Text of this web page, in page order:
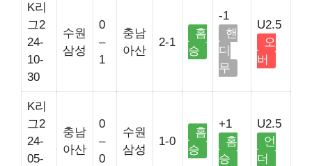
K리
그2
24-
10-
30
수원
삼성
0
–
1
충남
아산
2-1
홈
승
-1
핸
디
무
U2.5
오
버
K리
그2
24-
05-
충남
아산
0
–
0
수원
삼성
1-0
홈
승
+1
홈
승
U2.5
언
더